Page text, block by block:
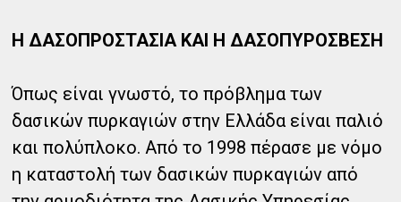
Η ΔΑΣΟΠΡΟΣΤΑΣΙΑ ΚΑΙ Η ΔΑΣΟΠΥΡΟΣΒΕΣΗ
Όπως είναι γνωστό, το πρόβλημα των
δασικών πυρκαγιών στην Ελλάδα είναι παλιό
και πολύπλοκο. Από το 1998 πέρασε με νόμο
η καταστολή των δασικών πυρκαγιών από